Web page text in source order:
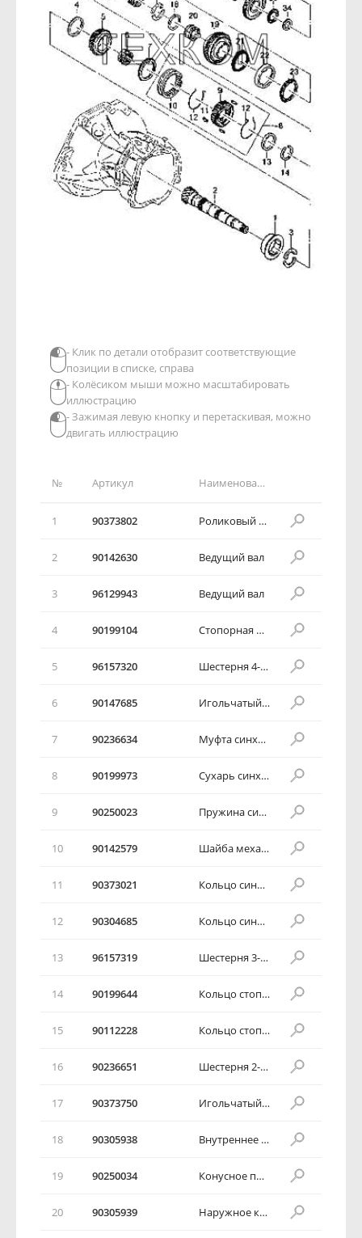
№ Артикул Наименование детали
1 90373802 Роликовый подшипник
2 90142630 Ведущий вал
3 96129943 Ведущий вал
4 90199104 Стопорная шайба главного вала
5 96157320 Шестерня 4-ой передачи в сборе
6 90147685 Игольчатый подшипник
7 90236634 Муфта синхронизатора в сборе
8 90199973 Сухарь синхронизатора
9 90250023 Пружина синхронизатора 3 и 4 передач
10 90142579 Шайба механизма сцепления
11 90373021 Кольцо синхронизатора
12 90304685 Кольцо синхронизатора
13 96157319 Шестерня 3-ей передачи в сборе
14 90199644 Кольцо стопорной шайбы
15 90112228 Кольцо стопорной шайбы
16 90236651 Шестерня 2-ой передачи в сборе
17 90373750 Игольчатый подшипник
18 90305938 Внутреннее кольцо синхронизатора
19 90250034 Конусное промежуточное кольцо
20 90305939 Наружное кольцо синхронизатора
- Клик по детали отобразит соответствующие
позиции в списке, справа
- Колёсиком мыши можно масштабировать
иллюстрацию
- Зажимая левую кнопку и перетаскивая, можно
двигать иллюстрацию